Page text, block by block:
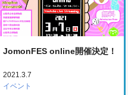
JomonFES online開催決定！
2021.3.7
イベント